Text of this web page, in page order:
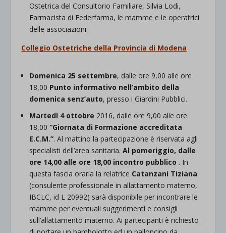
Ostetrica del Consultorio Familiare, Silvia Lodi,
Farmacista di Federfarma, le mamme e le operatrici
delle associazioni.
Collegio Ostetriche della Provincia di Modena
Domenica 25 settembre, dalle ore 9,00 alle ore
18,00 Punto informativo nell’ambito della
domenica senz’auto, presso i Giardini Pubblici.
Martedì 4 ottobre 2016, dalle ore 9,00 alle ore
18,00 “Giornata di Formazione accreditata
E.C.M.”. Al mattino la partecipazione è riservata agli
specialisti dell’area sanitaria.Al pomeriggio, dalle
ore 14,00 alle ore 18,00 incontro pubblico . In
questa fascia oraria la relatrice Catanzani Tiziana
(consulente professionale in allattamento materno,
IBCLC, id L 20992) sarà disponibile per incontrare le
mamme per eventuali suggerimenti e consigli
sull’allattamento materno. Ai partecipanti è richiesto